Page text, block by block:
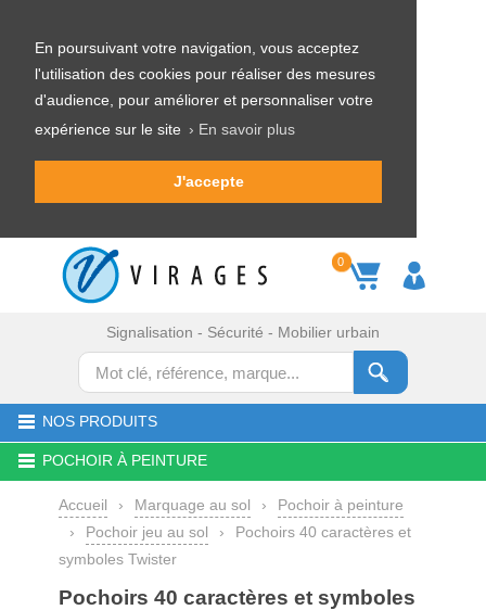
En poursuivant votre navigation, vous acceptez
l'utilisation des cookies pour réaliser des mesures
d'audience, pour améliorer et personnaliser votre
expérience sur le site › En savoir plus
J'accepte
0
Signalisation - Sécurité - Mobilier urbain
NOS PRODUITS
POCHOIR À PEINTURE
Accueil › Marquage au sol ›
Pochoir à peinture
›
Pochoir jeu au sol ›
Pochoirs 40 caractères et
symboles Twister
Pochoirs 40 caractères et symboles